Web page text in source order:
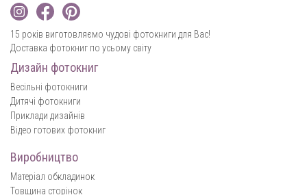
15 років виготовляємо чудові фотокниги для Вас!
Доставка фотокниг по усьому світу
Дизайн фотокниг
Весільні фотокниги
Дитячі фотокниги
Приклади дизайнів
Відео готових фотокниг
Виробництво
Матеріал обкладинок
Товщина сторінок